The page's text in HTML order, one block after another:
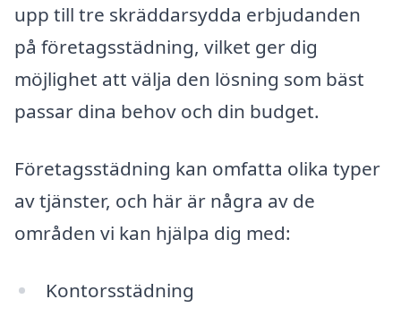
upp till tre skräddarsydda erbjudanden
på företagsstädning, vilket ger dig
möjlighet att välja den lösning som bäst
passar dina behov och din budget.
Företagsstädning kan omfatta olika typer
av tjänster, och här är några av de
områden vi kan hjälpa dig med:
Kontorsstädning